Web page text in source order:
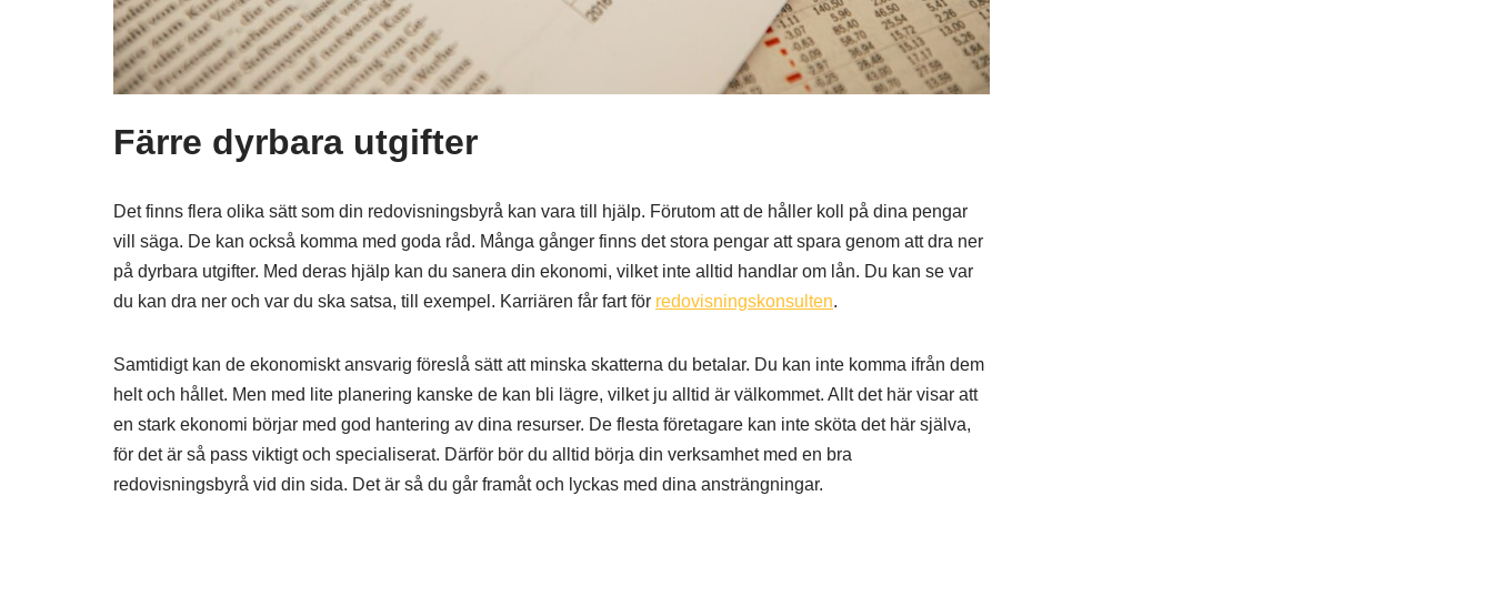
Färre dyrbara utgifter
Det finns flera olika sätt som din redovisningsbyrå kan vara till hjälp. Förutom att de håller koll på dina pengar
vill säga. De kan också komma med goda råd. Många gånger finns det stora pengar att spara genom att dra ner
på dyrbara utgifter. Med deras hjälp kan du sanera din ekonomi, vilket inte alltid handlar om lån. Du kan se var
du kan dra ner och var du ska satsa, till exempel. Karriären får fart för redovisningskonsulten.
Samtidigt kan de ekonomiskt ansvarig föreslå sätt att minska skatterna du betalar. Du kan inte komma ifrån dem
helt och hållet. Men med lite planering kanske de kan bli lägre, vilket ju alltid är välkommet. Allt det här visar att
en stark ekonomi börjar med god hantering av dina resurser. De flesta företagare kan inte sköta det här själva,
för det är så pass viktigt och specialiserat. Därför bör du alltid börja din verksamhet med en bra
redovisningsbyrå vid din sida. Det är så du går framåt och lyckas med dina ansträngningar.